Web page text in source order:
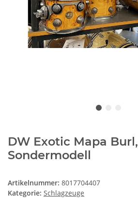
DW Exotic Mapa Burl,
Sondermodell
Artikelnummer: 8017704407
Kategorie: Schlagzeuge